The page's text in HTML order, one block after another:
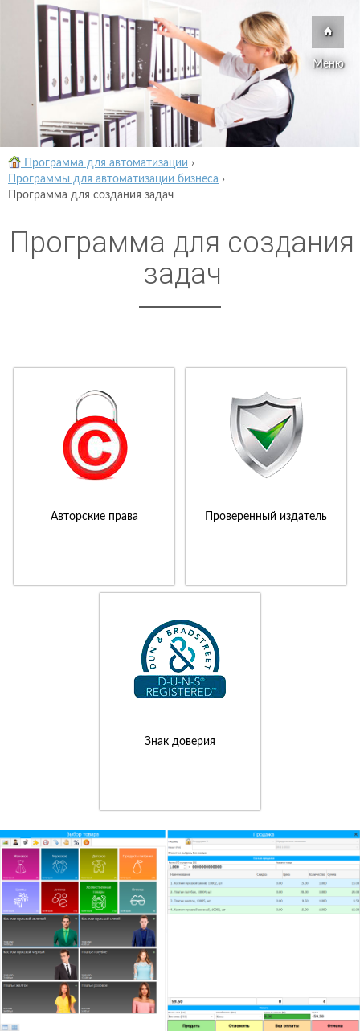
Меню
Программа для автоматизации ›
Программы для автоматизации бизнеса ›
Программа для создания задач
Программа для создания
задач
Авторские права Проверенный издатель
Знак доверия